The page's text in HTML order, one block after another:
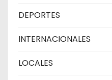
DEPORTES
INTERNACIONALES
LOCALES